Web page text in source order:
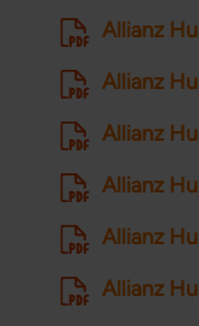
Allianz
Allianz
Allianz
Allianz
Allianz
Allianz